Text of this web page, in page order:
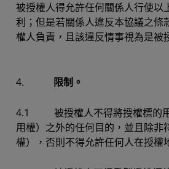
被授權人得允許任何關係人行使以
利；但是若關係人違反本協議之條
權人負責，且該違反情事視為是被
4. 限制。
4.1 被授權人不得將授權標的用
用權）之外的任何目的，並且除非
權），否則不得允許任何人在授權